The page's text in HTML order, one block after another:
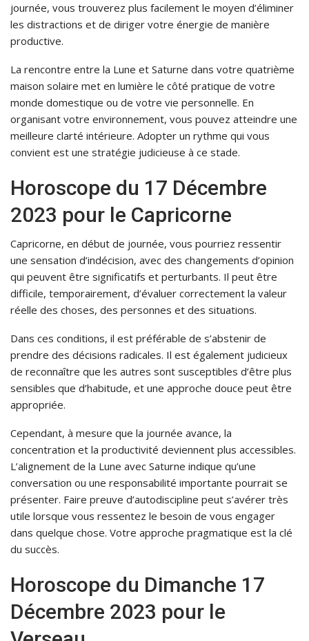
journée, vous trouverez plus facilement le moyen d’éliminer
les distractions et de diriger votre énergie de manière
productive.
La rencontre entre la Lune et Saturne dans votre quatrième
maison solaire met en lumière le côté pratique de votre
monde domestique ou de votre vie personnelle. En
organisant votre environnement, vous pouvez atteindre une
meilleure clarté intérieure. Adopter un rythme qui vous
convient est une stratégie judicieuse à ce stade.
Horoscope du 17 Décembre
2023 pour le Capricorne
Capricorne, en début de journée, vous pourriez ressentir
une sensation d’indécision, avec des changements d’opinion
qui peuvent être significatifs et perturbants. Il peut être
difficile, temporairement, d’évaluer correctement la valeur
réelle des choses, des personnes et des situations.
Dans ces conditions, il est préférable de s’abstenir de
prendre des décisions radicales. Il est également judicieux
de reconnaître que les autres sont susceptibles d’être plus
sensibles que d’habitude, et une approche douce peut être
appropriée.
Cependant, à mesure que la journée avance, la
concentration et la productivité deviennent plus accessibles.
L’alignement de la Lune avec Saturne indique qu’une
conversation ou une responsabilité importante pourrait se
présenter. Faire preuve d’autodiscipline peut s’avérer très
utile lorsque vous ressentez le besoin de vous engager
dans quelque chose. Votre approche pragmatique est la clé
du succès.
Horoscope du Dimanche 17
Décembre 2023 pour le